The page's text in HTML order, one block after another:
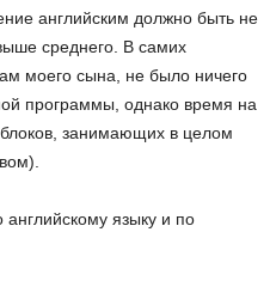
английским должно быть не
среднего. В самих
моего сына, не было ничего
программы, однако время на
блоков, занимающих в целом
английскому языку и по